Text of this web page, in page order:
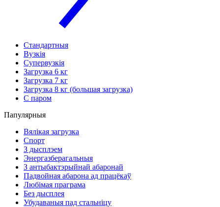
Стандартныя
Вузкія
Супервузкія
Загрузка 6 кг
Загрузка 7 кг
Загрузка 8 кг (большая загрузка)
С паром
Папулярныя
Вялікая загрузка
Спорт
З дысплэем
Энергазберагальныя
З антыбактэрыйнай абаронай
Падвойная абарона ад працёкаў
Любімая праграма
Без дысплея
Убудаваныя пад стальніцу